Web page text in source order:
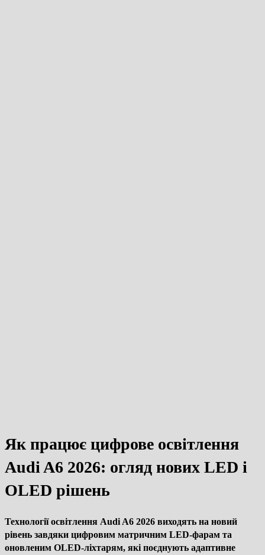
Як працює цифрове освітлення
Audi A6 2026: огляд нових LED і
OLED рішень
Технології освітлення Audi A6 2026 виходять на новий
рівень завдяки цифровим матричним LED-фарам та
оновленим OLED-ліхтарям, які поєднують адаптивне